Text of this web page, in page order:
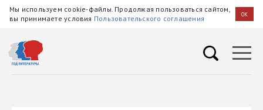
Мы используем cookie-файлы. Продолжая пользоваться сайтом,
вы принимаете условия Пользовательского соглашения OK